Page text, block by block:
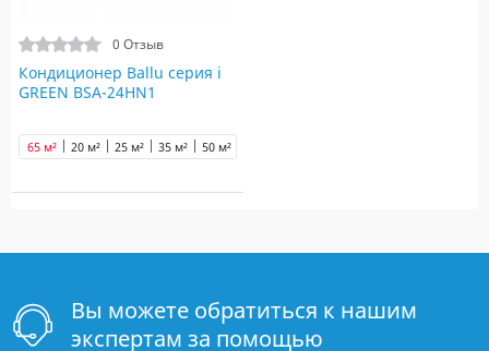
0 Отзыв
Кондиционер Ballu серия i
GREEN BSA-24HN1
20 м² 25 м² 35 м² 50 м²
65 м²
Вы можете обратиться к нашим
экспертам за помощью